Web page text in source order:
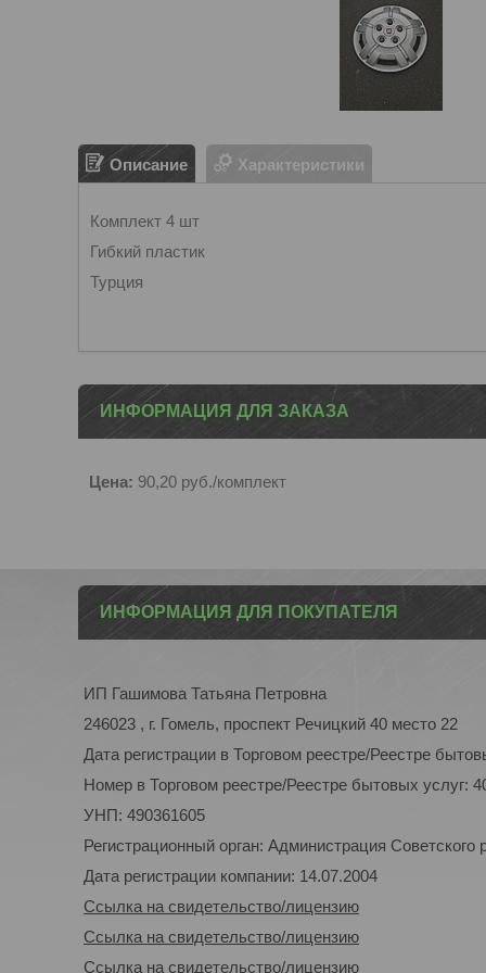
Описание Характеристики
Комплект 4 шт
Гибкий пластик
Турция
ИНФОРМАЦИЯ ДЛЯ ЗАКАЗА
Цена: 90,20 руб./комплект
ИНФОРМАЦИЯ ДЛЯ ПОКУПАТЕЛЯ
ИП Гашимова Татьяна Петровна
246023 , г. Гомель, проспект Речицкий 40 место 22
Дата регистрации в Торговом реестре/Реестре
Номер в Торговом реестре/Реестре бытовых услуг:
УНП: 490361605
Регистрационный орган: Администрация Советского
Дата регистрации компании: 14.07.2004
Ссылка на свидетельство/лицензию
Ссылка на свидетельство/лицензию
Ссылка на свидетельство/лицензию